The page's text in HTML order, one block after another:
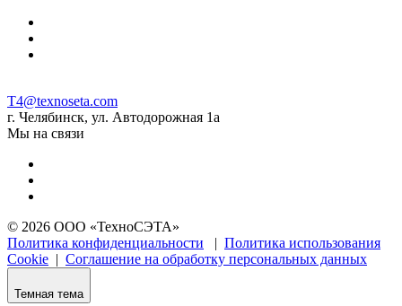
T4@texnoseta.com
г. Челябинск, ул. Автодорожная 1а
Мы на связи
© 2026 ООО «ТехноСЭТА»
Политика конфиденциальности
| Политика использования
Cookie | Соглашение на обработку персональных данных
Темная тема